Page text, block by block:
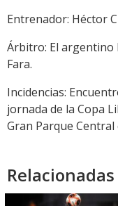
Entrenador: Héctor
Árbitro: El argentino
Fara.
Incidencias:
jornada de la Copa
Gran Parque Central
Relacionadas